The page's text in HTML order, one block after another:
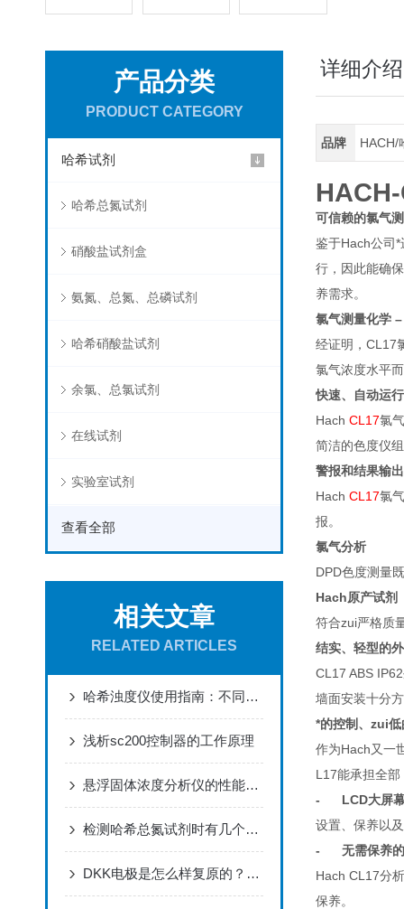
产品分类
PRODUCT CATEGORY
哈希试剂
哈希总氮试剂
硝酸盐试剂盒
氨氮、总氮、总磷试剂
哈希硝酸盐试剂
余氯、总氯试剂
在线试剂
实验室试剂
查看全部
相关文章
RELATED ARTICLES
哈希浊度仪使用指南：不同场景下的参数设置与优化技巧
浅析sc200控制器的工作原理
悬浮固体浓度分析仪的性能特点和使用方法介绍
检测哈希总氮试剂时有几个要点需要牢记？
DKK电极是怎么样复原的？正确浸泡DKK电极的方法
详细介绍
品牌 HACH/
可信赖的氯气
鉴于Hach公司
行，因此能确
养需求。
氯气测量化学
经证明，CL17
氯气浓度水平
快速、自动运行
Hach CL17氯
简洁的色度仪
警报和结果输出
Hach CL17氯
报。
氯气分析
DPD色度测量
Hach原产试剂
符合zui严格质
结实、轻型的
CL17 ABS
墙面安装十分
*的控制、zui
作为Hach又一
L17能承担全部
- LCD大屏
设置、保养以
- 无需保养
Hach CL17分
保养。